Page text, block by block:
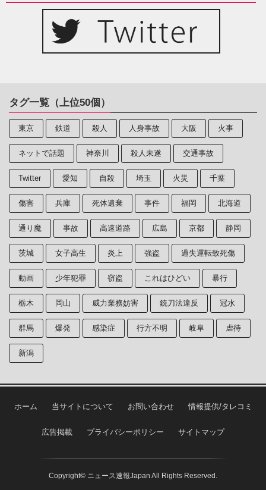
タグ一覧（上位50個）
東京 鉄道 殺人 人身事故 大阪 火事
ネットで話題 神奈川 殺人未遂 交通事故
Twitter 愛知 自殺 埼玉 火災 千葉
傷害 兵庫 死体遺棄 事件 福岡 北海道
通り魔 事故 高速道路 広島 京都 静岡
茨城 女子高生 炎上 強盗 過失運転致死傷
動画 少年犯罪 窃盗 これはひどい 暴行
栃木 岡山 威力業務妨害 銃刀法違反 冠水
群馬 爆発 感染症 行方不明 岐阜 虐待
新潟
ホーム 当サイトについて お問い合わせ 情報提供/タレコミ
広告掲載 プライバシーポリシー サイトマップ
Copyright© ニュース速報Japan All Rights Reserved.